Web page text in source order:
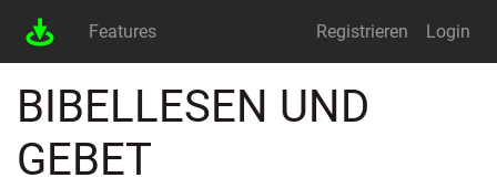
Features Registrieren Login
BIBELLESEN UND
GEBET